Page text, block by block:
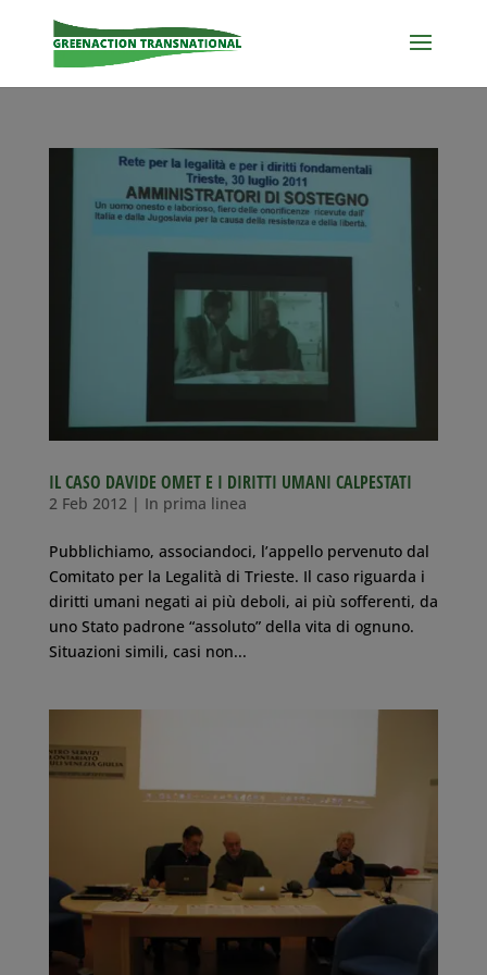
IL CASO DAVIDE OMET E I DIRITTI UMANI CALPESTATI
2 Feb 2012 | In prima linea
Pubblichiamo, associandoci, l’appello pervenuto dal
Comitato per la Legalità di Trieste. Il caso riguarda i
diritti umani negati ai più deboli, ai più sofferenti, da
uno Stato padrone “assoluto” della vita di ognuno.
Situazioni simili, casi non...